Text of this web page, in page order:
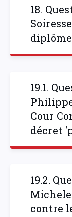
18.
19.1.
Cour
décret
19.2.
contre